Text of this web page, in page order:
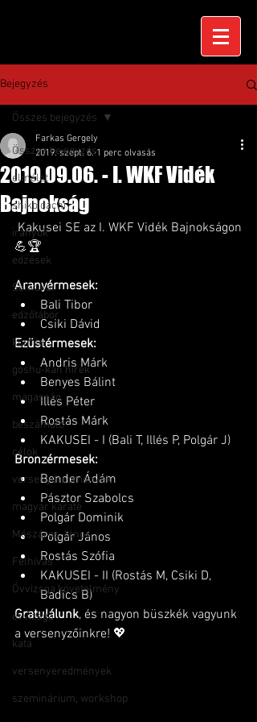
Bejegyzés
Összes bejegyzés
elmélet
shiko dachi
irányok
edzések
Seiwakai
edzőtábor
kumite
goshu-kan hírek
magasság
beszámoló
célok
versenyeredmények
magyar karate
Mészáros János
Felhívás
Övvizsga követelmény
övvizsga
kata
versenyeredmények
szeminárium, workshop
Összes bejegyzés
2019.09.06. - I. WKF Vidék
Bajnokság
Farkas Gergely
2019. szept. 6. 1 perc olvasás
Kakusei SE az I. WKF Vidék Bajnokságon
💪🏆
Aranyérmesek:
Bali Tibor
Csiki Dávid
Ezüstérmesek:
Andris Márk
Benyes Bálint
Illés Péter
Rostás Márk
KAKUSEI - I (Bali T, Illés P, Polgár J)
Bronzérmesek:
Bender Ádám
Pásztor Szabolcs
Polgár Dominik
Polgár János
Rostás Szófia
KAKUSEI - II (Rostás M, Csiki D,
Badics B)
Gratulálunk, és nagyon büszkék vagyunk
a versenyzőinkre! 💖